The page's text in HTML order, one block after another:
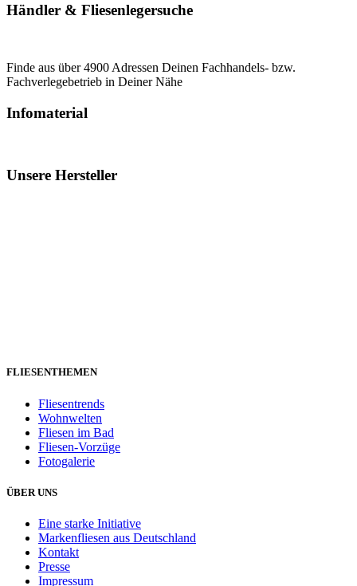
Händler & Fliesenlegersuche
Finde aus über 4900 Adressen Deinen Fachhandels- bzw.
Fachverlegebetrieb in Deiner Nähe
Infomaterial
Unsere Hersteller
FLIESENTHEMEN
Fliesentrends
Wohnwelten
Fliesen im Bad
Fliesen-Vorzüge
Fotogalerie
ÜBER UNS
Eine starke Initiative
Markenfliesen aus Deutschland
Kontakt
Presse
Impressum